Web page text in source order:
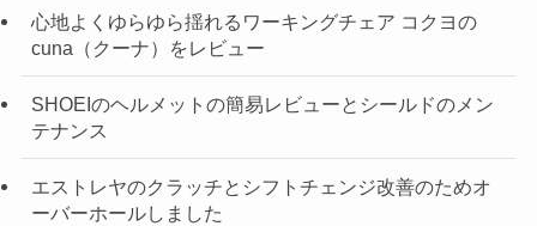
心地よくゆらゆら揺れるワーキングチェア コクヨの
cuna（クーナ）をレビュー
SHOEIのヘルメットの簡易レビューとシールドのメン
テナンス
エストレヤのクラッチとシフトチェンジ改善のためオ
ーバーホールしました